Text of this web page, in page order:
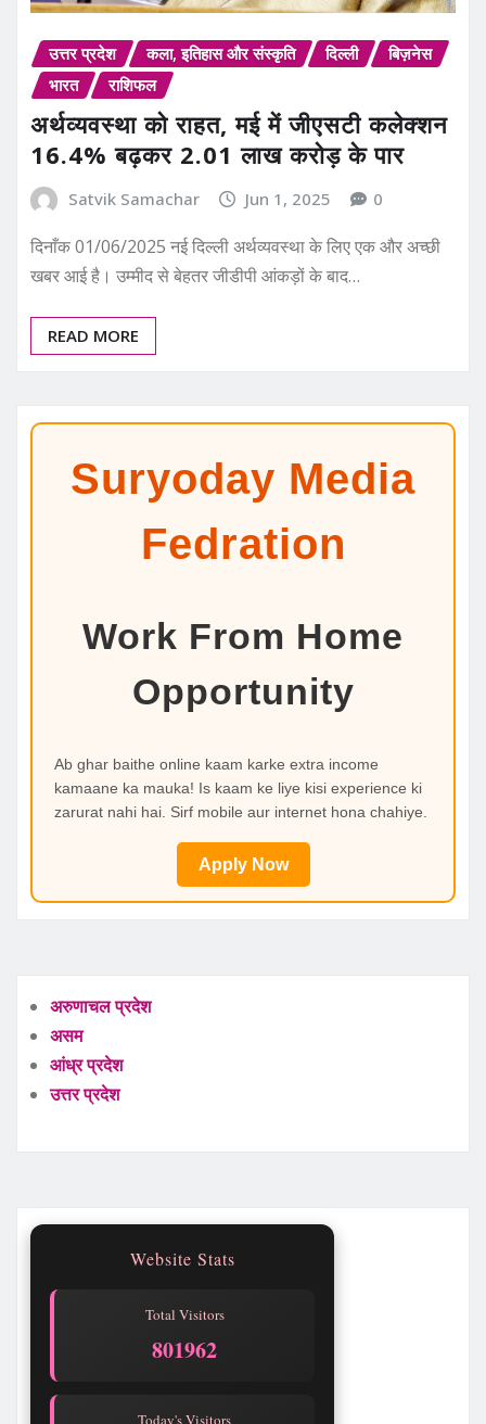
उत्तर प्रदेश कला, इतिहास और संस्कृति दिल्ली
बिज़नेस
भारत
राशिफल
अर्थव्यवस्था को राहत, मई में जीएसटी कलेक्शन
16.4% बढ़कर 2.01 लाख करोड़ के पार
Satvik Samachar Jun 1, 2025 0
दिनाँक 01/06/2025 नई दिल्ली अर्थव्यवस्था के लिए एक और अच्छी
खबर आई है। उम्मीद से बेहतर जीडीपी आंकड़ों के बाद…
READ MORE
Suryoday Media
Fedration
Work From Home
Opportunity
Ab ghar baithe online kaam karke extra income
kamaane ka mauka! Is kaam ke liye kisi experience ki
zarurat nahi hai. Sirf mobile aur internet hona chahiye.
Apply Now
अरुणाचल प्रदेश
असम
आंध्र प्रदेश
उत्तर प्रदेश
Website Stats
Total Visitors
801965
Today's Visitors